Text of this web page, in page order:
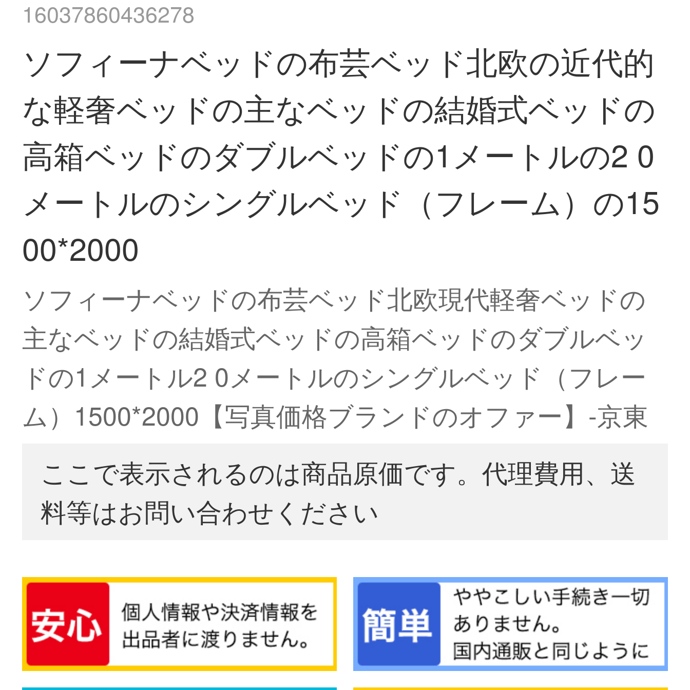
16037860436278
ソフィーナベッドの布芸ベッド北欧の近代的
な軽奢ベッドの主なベッドの結婚式ベッドの
高箱ベッドのダブルベッドの1メートルの2 0
メートルのシングルベッド（フレーム）の15
00*2000
ソフィーナベッドの布芸ベッド北欧現代軽奢ベッドの
主なベッドの結婚式ベッドの高箱ベッドのダブルベッ
ドの1メートル2 0メートルのシングルベッド（フレー
ム）1500*2000【写真価格ブランドのオファー】-京東
ここで表示されるのは商品原価です。代理費用、送
料等はお問い合わせください